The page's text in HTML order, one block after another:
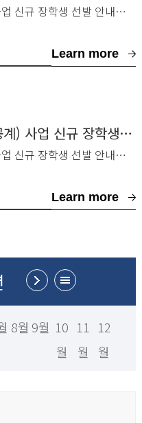
2026년 박사우수장학금(이공계) 사업 신규 장학생 선발 안내드립니다.■ 선발 대상 및 지
Learn more
2026년 석사우수장학금(이공계) 사업 신규 장학생 선발 안내
2026년 석사우수장학금(이공계) 사업 신규 장학생 선발 안내드립니다.■ 선발 대상 및 지
Learn more
8월 9월 10
월
11
월
12
월